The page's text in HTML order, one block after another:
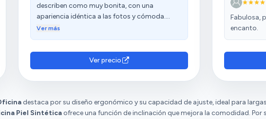
describen como muy bonita, con una
apariencia idéntica a las fotos y cómoda.
Además, destacan su fácil montaje, aunque
relación calidad-precio. Sin embargo, tienen
opiniones diversas sobre la calidad del
material y el ajuste.
Ver más
Ver precio
Fabulosa,
encanto.
destaca por su diseño ergonómico y su capacidad de ajuste, ideal para
Piel Sintética ofrece una función de inclinación que mejora la comodidad. Por